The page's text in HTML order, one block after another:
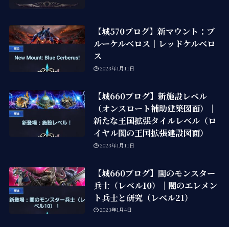
【城570ブログ】新マウント：ブ
ルーケルベロス｜レッドケルベロ
ス
2023年1月11日
【城660ブログ】新施設レベル
（オンスロート補助建築図面）｜
新たな王国拡張タイルレベル（ロ
イヤル闇の王国拡張建設図面）
2023年1月11日
【城660ブログ】闇のモンスター
兵士（レベル10）｜闇のエレメン
ト兵士と研究（レベル21）
2023年1月4日